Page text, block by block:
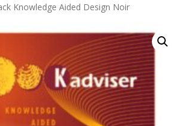
Aller
contenu
Knowledge Aided Design Noir